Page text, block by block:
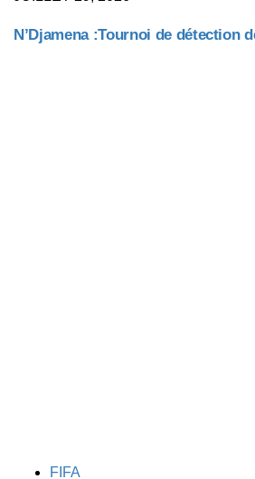
N’Djamena :Tournoi de détection
TAGSFIFA